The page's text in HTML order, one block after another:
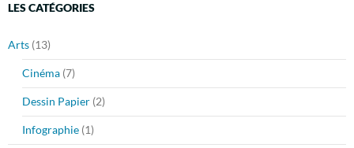
LES CATÉGORIES
Arts (13)
Cinéma (7)
Dessin Papier (2)
Infographie (1)